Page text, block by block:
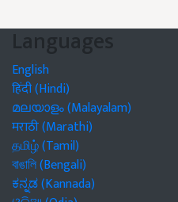
Languages
English
हिंदी (Hindi)
മലയാളം (Malayalam)
मराठी (Marathi)
தமிழ் (Tamil)
বাঙালি (Bengali)
ಕನ್ನಡ (Kannada)